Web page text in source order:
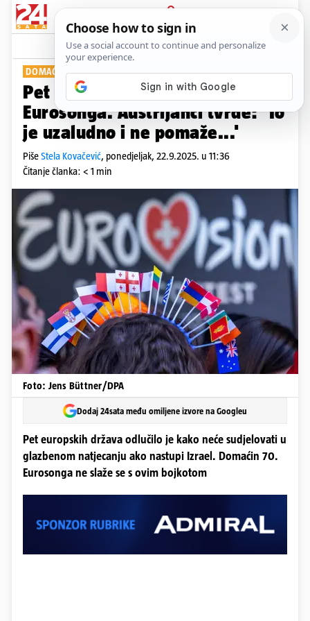
PRIJAVA
Show Komentari
DOMAĆINI U PROBLEMU
Pet zemalja prijeti bojkotom
Eurosonga. Austrijanci tvrde: 'To
je uzaludno i ne pomaže...'
PišeStela Kovačević, ponedjeljak, 22.9.2025. u 11:36
Čitanje članka: < 1 min
Foto: Jens Büttner/DPA
Dodaj 24sata među omiljene izvore na Googleu
Pet europskih država odlučilo je kako neće sudjelovati u
glazbenom natjecanju ako nastupi Izrael. Domaćin 70.
Eurosonga ne slaže se s ovim bojkotom